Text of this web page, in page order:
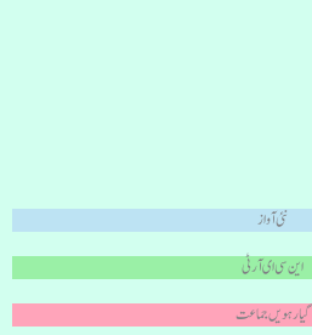
نئی آواز
این سی ای آر ٹی
گیارہویں جماعت